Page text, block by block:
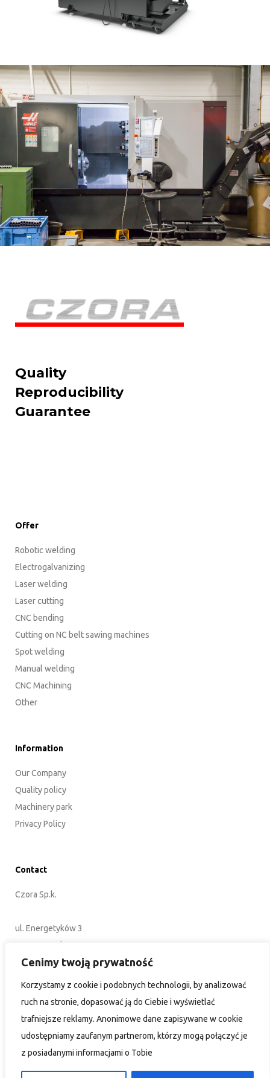
Cenimy twoją prywatność
Korzystamy z cookie i podobnych technologii, by
analizować ruch na stronie, dopasować ją do Ciebie i
wyświetlać trafniejsze reklamy. Anonimowe dane
zapisywane w cookie udostępniamy zaufanym partnerom,
którzy mogą połączyć je z posiadanymi informacjami o Tobie
Quality
Reproducibility
Guarantee
Offer
Robotic welding
Electrogalvanizing
Laser welding
Laser cutting
CNC bending
Cutting on NC belt sawing machines
Spot welding
Manual welding
CNC Machining
Other
Information
Our Company
Quality policy
Machinery park
Privacy Policy
Contact
Czora Sp.k.
ul. Energetyków 3
45-920 Opole
POLAND